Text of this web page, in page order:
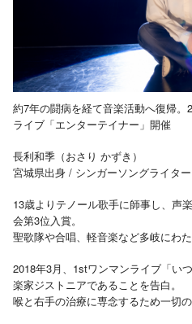
約7年の闘病を経て音楽活動へ復帰
ライブ「エンターテイナー」開催
長利和季（おさり かずき）
宮城県出身 / シンガーソングライター
13歳よりテノール歌手に師事し、声
会第3位入賞。
聖歌隊や合唱、軽音楽など多岐にわ
2018年3月、1stワンマンライブ「い
楽家ジストニアであることを告白。
喉と右手の治療に専念するため一切の